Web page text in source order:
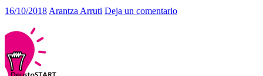
16/10/2018 Arantza Arruti Deja un comentario